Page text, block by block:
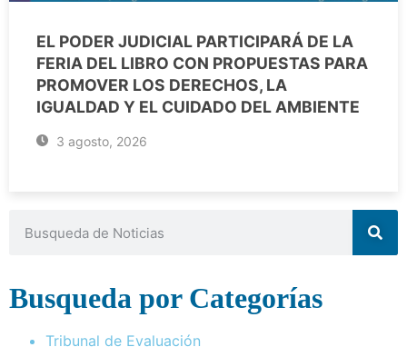
EL PODER JUDICIAL PARTICIPARÁ DE LA
FERIA DEL LIBRO CON PROPUESTAS PARA
PROMOVER LOS DERECHOS, LA
IGUALDAD Y EL CUIDADO DEL AMBIENTE
3 agosto, 2026
Busqueda por Categorías
Tribunal de Evaluación